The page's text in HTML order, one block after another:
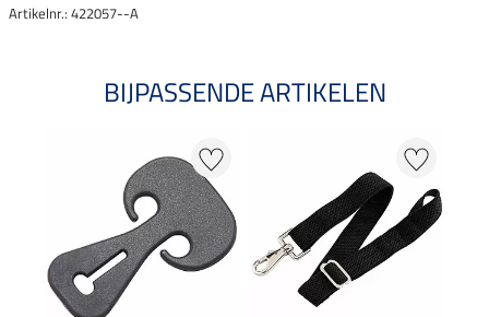
Artikelnr.: 422057--A
BIJPASSENDE ARTIKELEN